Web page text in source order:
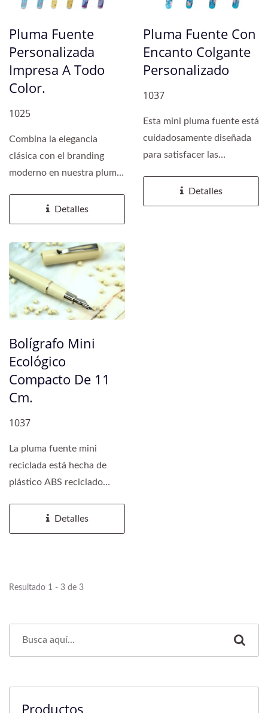
Pluma Fuente
Personalizada
Impresa A Todo
Color.
1025
Combina la elegancia
clásica con el branding
moderno en nuestra pluma
Detalles
Pluma Fuente Con
Encanto Colgante
Personalizado
1037
Esta mini pluma fuente está
cuidadosamente diseñada
para satisfacer las
Detalles
Bolígrafo Mini
Ecológico
Compacto De 11
Cm.
1037
La pluma fuente mini
reciclada está hecha de
plástico ABS reciclado
Detalles
Resultado 1 - 3 de 3
Productos